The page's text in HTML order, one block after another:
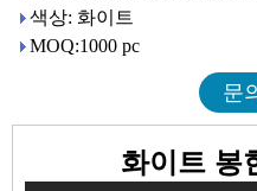
색상: 화이트
MOQ:1000 pc
문
화이트 봉